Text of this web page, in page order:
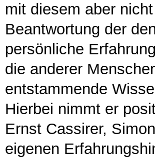
mit diesem aber
Beantwortung der
persönliche
die anderer
entstammende
Hierbei nimmt er
Ernst Cassirer,
eigenen